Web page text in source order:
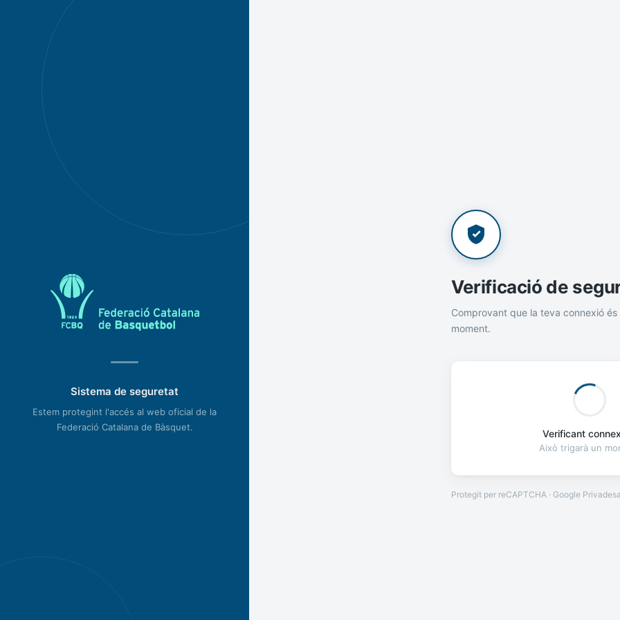
Sistema de seguretat
Estem protegint l'accés al web oficial de la
Federació Catalana de Bàsquet.
Verificació de
Comprovant que la teva connexió és
moment.
Verificant
Això trigarà un
Protegit per reCAPTCHA · Google Privadesa